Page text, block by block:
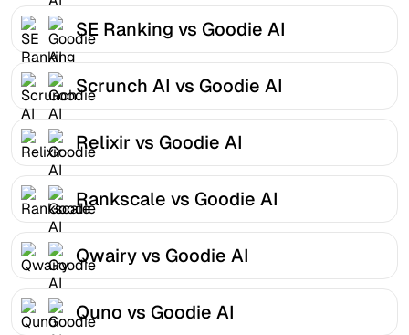
SE Ranking vs Goodie AI
Scrunch AI vs Goodie AI
Relixir vs Goodie AI
Rankscale vs Goodie AI
Qwairy vs Goodie AI
Quno vs Goodie AI